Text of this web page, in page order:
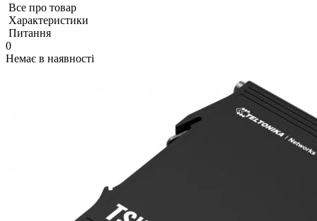
Все про товар
Характеристики
Питання
0
Немає в наявності